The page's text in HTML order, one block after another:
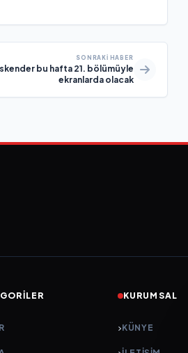
SONRAKI HABER
bu hafta 21. bölümüyle
ekranlarda olacak
KURUMSAL
KÜNYE